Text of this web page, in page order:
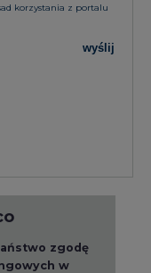
korzystania z portalu
wyślij
zgodę
w